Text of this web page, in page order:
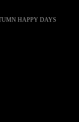
HAPPY DAYS